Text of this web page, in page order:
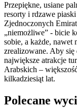
Przepiękne, usiane
resorty i rdzawe
Zjednoczonych
„niemożliwe” - bicie
sobie, a każde, nawet
zrealizowane. Aby się
największe atrakcje
Arabskich –
kilkadziesiąt lat.
Polecane